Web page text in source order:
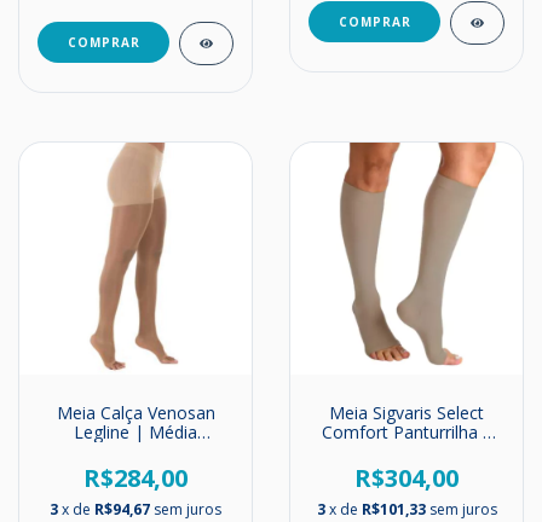
Meia Calça Venosan
Legline | Média
30mmHg
R$284,00
3x de R$94,67 sem juros
Meia Sigvaris Select
Comfort Panturrilha |
Compressão | 20-
30mmHg
R$304,00
3 x de R$101,33 sem juros